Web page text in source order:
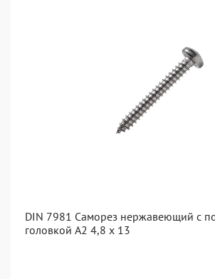
DIN 7981 Саморез нержавеющий с
головкой А2 4,8 x 13